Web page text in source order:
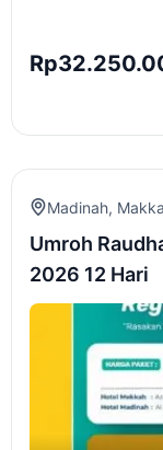
Rp
Madinah,
Umroh
2026 12 Hari